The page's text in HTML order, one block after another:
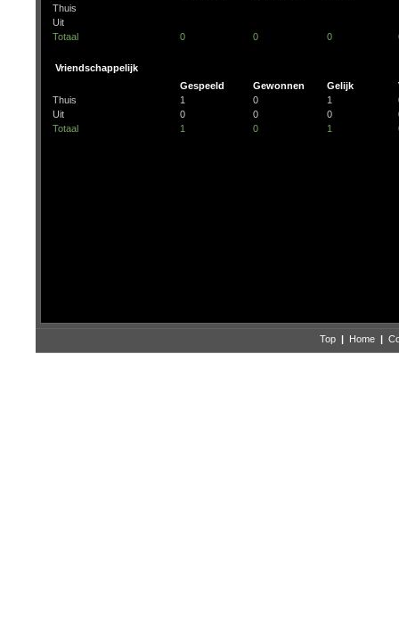
Thuis
Uit
Totaal
0 0 0
Vriendschappelijk
Gespeeld
Gewonnen Gelijk
Thuis
1 0 1
Uit
0 0 0
Totaal
1 0 1
Top | Home |